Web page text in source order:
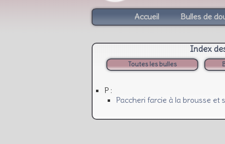
Accueil Bulles de
Index
Toutes les bulles
P :
Paccheri farcie à la brousse et